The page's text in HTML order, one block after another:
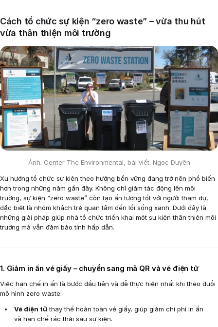
Cách tổ chức sự kiện “zero waste” – vừa thu hút
vừa thân thiện môi trường
Ảnh: Center The Environmental, bài viết: Ngọc Duyên
Xu hướng tổ chức sự kiện theo hướng bền vững đang trở nên phổ biến
hơn trong những năm gần đây. Không chỉ giảm tác động lên môi
trường, sự kiện “zero waste” còn tạo ấn tượng tốt với người tham dự,
đặc biệt là nhóm khách trẻ quan tâm đến lối sống xanh. Dưới đây là
những giải pháp giúp nhà tổ chức triển khai một sự kiện thân thiện môi
trường mà vẫn đảm bảo tính hấp dẫn.
1. Giảm in ấn vé giấy – chuyển sang mã QR và vé điện tử
Việc hạn chế in ấn là bước đầu tiên và dễ thực hiện nhất khi theo đuổi
mô hình zero waste.
Vé điện tửthay thế hoàn toàn vé giấy, giúp giảm chi phí in ấn
và hạn chế rác thải sau sự kiện.